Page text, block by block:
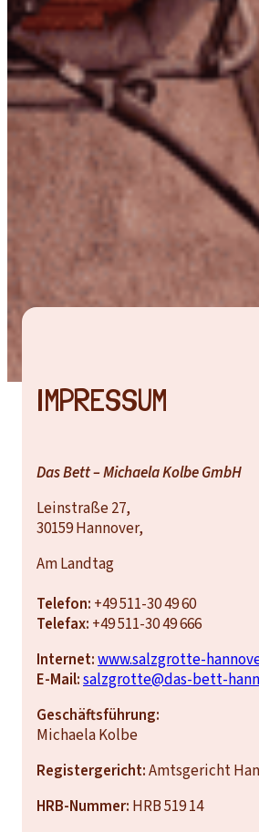
IMPRESSUM
Das Bett – Michaela Kolbe GmbH
Leinstraße 27,
30159 Hannover,
Am Landtag
Telefon: +49 511-30 49 60
Telefax: +49 511-30 49 666
Internet:www.salzgrotte-
E-Mail:salzgrotte@das-bett-
Geschäftsführung:
Michaela Kolbe
Registergericht:Amtsgericht
HRB-Nummer: HRB 519 14